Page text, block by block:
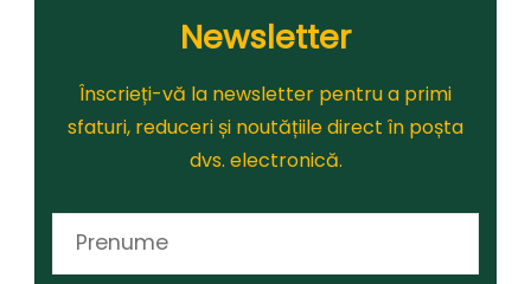
Newsletter
Înscrieți-vă la newsletter pentru a primi
sfaturi, reduceri și noutățiile direct în poșta
dvs. electronică.